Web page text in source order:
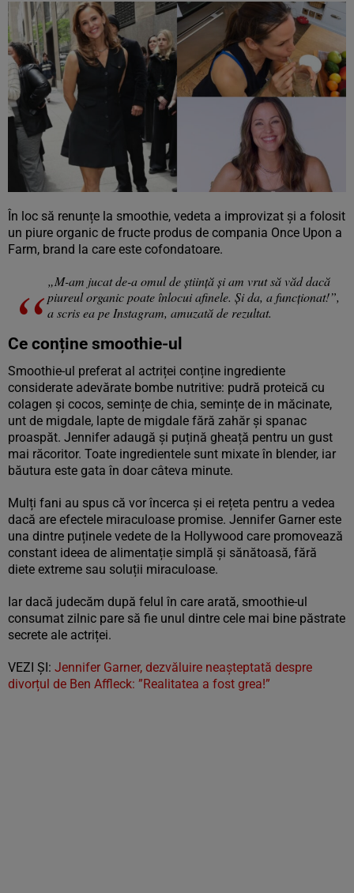
În loc să renunțe la smoothie, vedeta a improvizat și a folosit
un piure organic de fructe produs de compania Once Upon a
Farm, brand la care este cofondatoare.
„M-am jucat de-a omul de știință și am vrut să văd dacă
piureul organic poate înlocui afinele. Și da, a funcționat!”,
a scris ea pe Instagram, amuzată de rezultat.
Ce conține smoothie-ul
Smoothie-ul preferat al actriței conține ingrediente
considerate adevărate bombe nutritive: pudră proteică cu
colagen și cocos, semințe de chia, semințe de in măcinate,
unt de migdale, lapte de migdale fără zahăr și spanac
proaspăt. Jennifer adaugă și puțină gheață pentru un gust
mai răcoritor. Toate ingredientele sunt mixate în blender, iar
băutura este gata în doar câteva minute.
Mulți fani au spus că vor încerca și ei rețeta pentru a vedea
dacă are efectele miraculoase promise. Jennifer Garner este
una dintre puținele vedete de la Hollywood care promovează
constant ideea de alimentație simplă și sănătoasă, fără
diete extreme sau soluții miraculoase.
Iar dacă judecăm după felul în care arată, smoothie-ul
consumat zilnic pare să fie unul dintre cele mai bine păstrate
secrete ale actriței.
VEZI ȘI: Jennifer Garner, dezvăluire neașteptată despre
divorțul de Ben Affleck: ”Realitatea a fost grea!”